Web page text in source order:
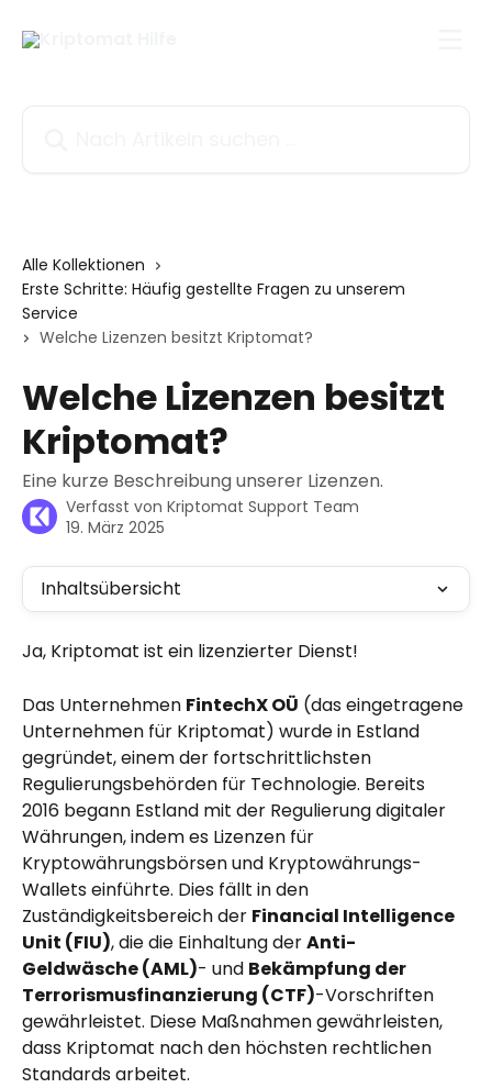
Alle Kollektionen
Erste Schritte: Häufig gestellte Fragen zu unserem
Service
Welche Lizenzen besitzt Kriptomat?
Welche Lizenzen besitzt
Kriptomat?
Eine kurze Beschreibung unserer Lizenzen.
Verfasst von Kriptomat Support Team
19. März 2025
Inhaltsübersicht
Ja, Kriptomat ist ein lizenzierter Dienst!
Das Unternehmen FintechX OÜ (das eingetragene
Unternehmen für Kriptomat) wurde in Estland
gegründet, einem der fortschrittlichsten
Regulierungsbehörden für Technologie. Bereits
2016 begann Estland mit der Regulierung digitaler
Währungen, indem es Lizenzen für
Kryptowährungsbörsen und Kryptowährungs-
Wallets einführte. Dies fällt in den
Zuständigkeitsbereich der Financial Intelligence
Unit (FIU), die die Einhaltung der Anti-
Geldwäsche (AML)- und Bekämpfung der
Terrorismusfinanzierung (CTF)-Vorschriften
gewährleistet. Diese Maßnahmen gewährleisten,
dass Kriptomat nach den höchsten rechtlichen
Standards arbeitet.